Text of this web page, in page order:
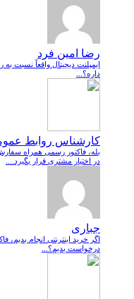
رضا امین فرد
ایمپلنت دیجیتال واقعاً نسبت
داره؟...
کارشناس روابط
بله، فاکتور رسمی همراه
در اختیار مشتری قرار بگیرد....
جباری
اگر خرید اینترنتی انجام
درخواست بدیم؟...